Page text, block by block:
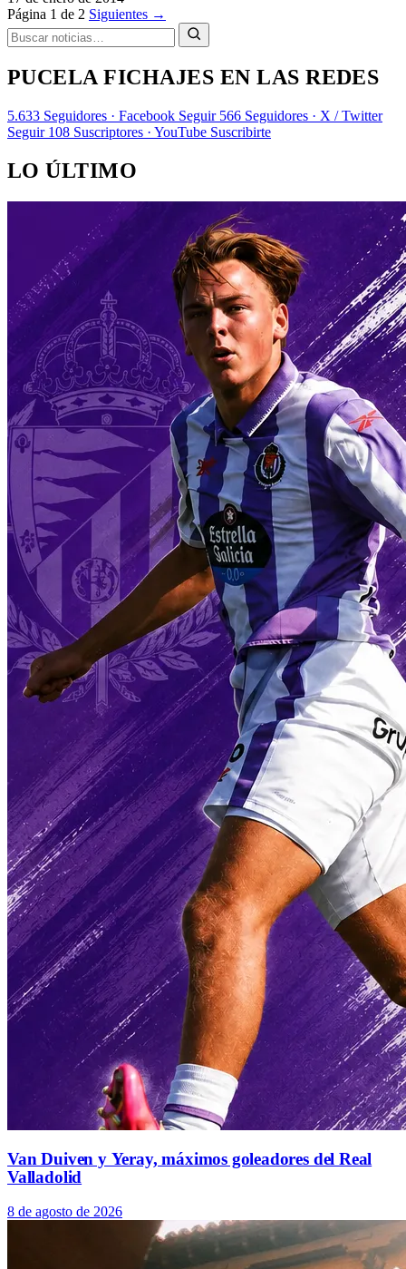
Página 1 de 2 Siguientes →
PUCELA FICHAJES EN LAS REDES
5.633 Seguidores · Facebook Seguir 566 Seguidores · X / Twitter
Seguir 108 Suscriptores · YouTube Suscribirte
LO ÚLTIMO
Van Duiven y Yeray, máximos goleadores del Real
Valladolid
8 de agosto de 2026